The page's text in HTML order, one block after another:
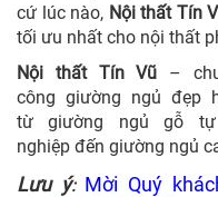
cứ lúc nào, Nội thất Tín
tối ưu nhất cho nội thất
Nội thất Tín Vũ –
công giường ngủ đẹp
từ giường ngủ gỗ tự
nghiệp đến giường ngủ
Lưu ý: Mời Quý